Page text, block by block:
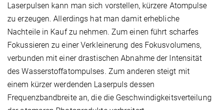
Laserpulsen kann man sich vorstellen, kürzere Atompulse
zu erzeugen. Allerdings hat man damit erhebliche
Nachteile in Kauf zu nehmen. Zum einen führt scharfes
Fokussieren zu einer Verkleinerung des Fokusvolumens,
verbunden mit einer drastischen Abnahme der Intensität
des Wasserstoffatompulses. Zum anderen steigt mit
einem kürzer werdenden Laserpuls dessen
Frequenzbandbreite an, die die Geschwindigkeitsverteilung